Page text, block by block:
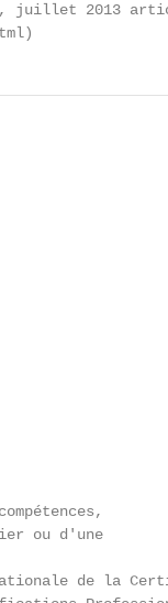
juillet 2013
ou d'une
de la